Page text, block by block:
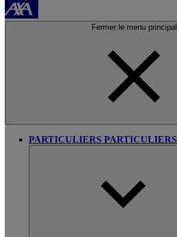
Fermer le menu principal
PARTICULIERS PARTICULIERS